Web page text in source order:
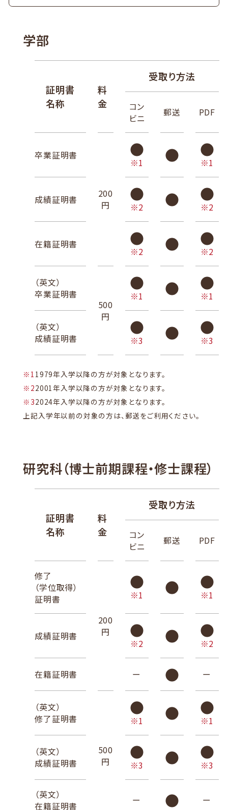
学部
証明書
名称
料
金
受取り方法
コン
ビニ
郵送 PDF
卒業証明書
200
円
※1 ※1
成績証明書
※2 ※2
在籍証明書
※2 ※2
（英文）
卒業証明書
500
円
※1 ※1
（英文）
成績証明書
※3 ※3
※1 1979年入学以降の方が対象となります。
※22001年入学以降の方が対象となります。
※32024年入学以降の方が対象となります。
上記入学年以前の対象の方は、郵送をご利用ください。
研究科（博士前期課程・修士課程）
証明書
名称
料
金
受取り方法
コン
ビニ
郵送 PDF
修了
（学位取得）
証明書
200
円
※1 ※1
成績証明書
※2 ※2
在籍証明書 ー ー
（英文）
修了証明書
500
円
※1 ※1
（英文）
成績証明書
※3 ※3
（英文）
在籍証明書
ー ー